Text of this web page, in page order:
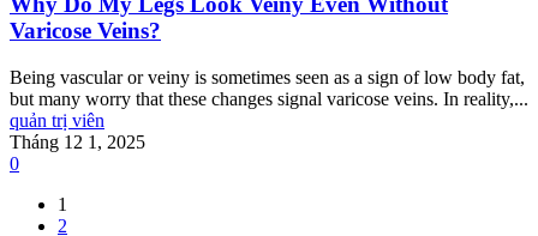
Varicose Veins?
Being vascular or veiny is sometimes seen as a sign of low body fat,
but many worry that these changes signal varicose veins. In reality,...
quản trị viên
Tháng 12 1, 2025
0
1
2